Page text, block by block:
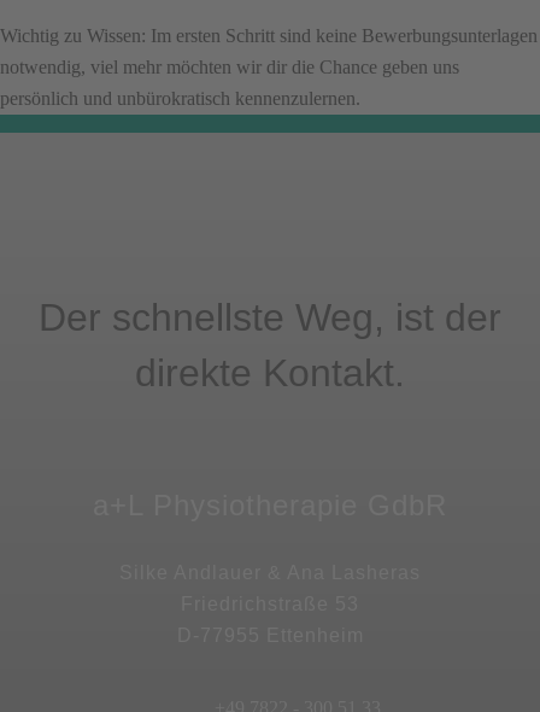
Wichtig zu Wissen: Im ersten Schritt sind keine Bewerbungsunterlagen
notwendig, viel mehr möchten wir dir die Chance geben uns
persönlich und unbürokratisch kennenzulernen.
Der schnellste Weg, ist der
direkte Kontakt.